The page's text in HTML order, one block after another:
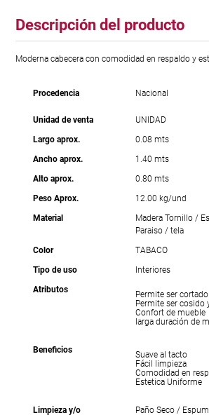
Descripción del producto
Moderna cabecera con comodidad en respaldo y
Procedencia Nacional
Unidad de venta
UNIDAD
Largo aprox.
0.08 mts
Ancho aprox.
1.40 mts
Alto aprox.
0.80 mts
Peso Aprox.
12.00 kg/und
Material
Madera Tornillo /
Paraiso / tela
Color
TABACO
Tipo de uso
Interiores
Atributos
Permite ser
Permite ser cosido
Confort de mueble
larga duración de
Beneficios
Suave al tacto
Fácil limpieza
Comodidad en
Estetica Uniforme
Limpieza y/o Paño Seco /